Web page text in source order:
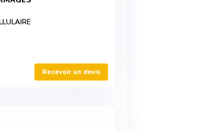
Recevoir un devis